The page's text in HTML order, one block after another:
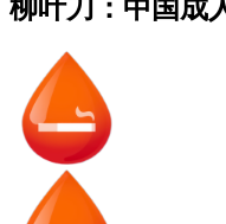
柳叶刀：中国成